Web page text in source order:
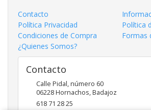
Contacto
Política Privacidad
Política
Condiciones de Compra
Formas
¿Quienes Somos?
Contacto
Calle Pidal, número 60
06228Hornachos,Badajoz
618 71 28 25